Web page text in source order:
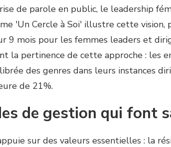
de parole en public, le leadership
'Un Cercle à Soi' illustre cette vision,
9 mois pour les femmes leaders et
la pertinence de cette approche : les
des genres dans leurs instances
de 21%.
de gestion qui font
sur des valeurs essentielles : la